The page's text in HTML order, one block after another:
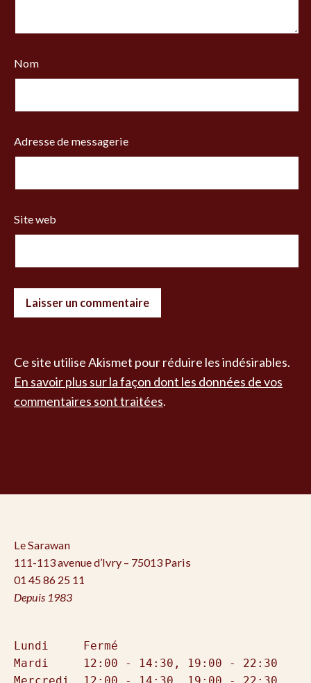
Nom
Adresse de messagerie
Site web
Ce site utilise Akismet pour réduire les indésirables.
En savoir plus sur la façon dont les données de vos
commentaires sont traitées.
Le Sarawan
111-113 avenue d’Ivry – 75013 Paris
01 45 86 25 11
Depuis 1983
Lundi     Fermé
Mardi     12:00 - 14:30, 19:00 - 22:30